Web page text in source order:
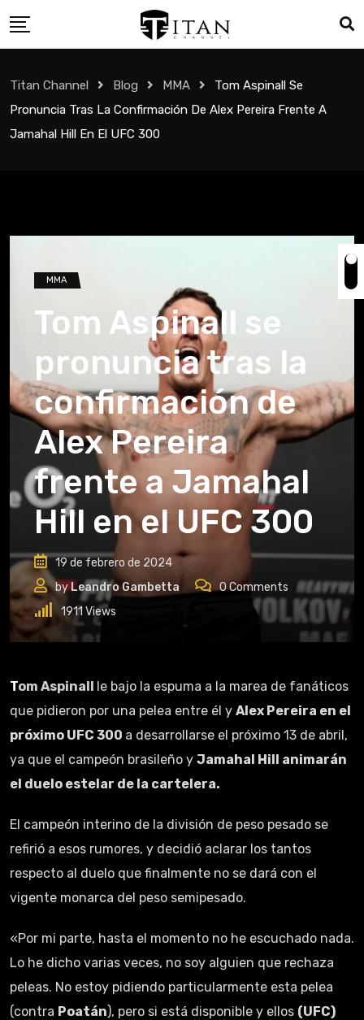
Titan Channel Blog MMA
Tom Aspinall Se
Pronuncia Tras La Confirmación De Alex Pereira Frente A
Jamahal Hill En El UFC 300
MMA
Tom Aspinall se
pronuncia tras la
confirmación de
Alex Pereira
frente a Jamahal
Hill en el UFC 300
19 de febrero de 2024
byLeandro Gambetta 0Comments
1911 Views
Tom Aspinall le bajo la espuma a la marea de fanáticos
que pidieron por una pelea entre él y Alex Pereira en el
próximo UFC 300 a desarrollarse el próximo 13 de abril,
ya que el campeón brasileño y Jamahal Hill animarán
el duelo estelar de la cartelera.
El campeón interino de la división de peso pesado se
refirió a esos rumores, y decidió aclarar los tantos
respecto al duelo que finalmente no se dará con el
vigente monarca del peso semipesado.
«Por mi parte, hasta el momento no he escuchado nada.
Lo he dicho varias veces, no soy alguien que rechaza
peleas. No estoy pidiendo particularmente esta pelea
(contra Poatán), pero si está disponible y ellos (UFC)